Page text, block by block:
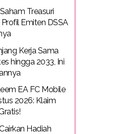
Treasuri
Profil Emiten DSSA
Kerja Sama
hingga 2033, Ini
EA FC Mobile
2026: Klaim
Hadiah